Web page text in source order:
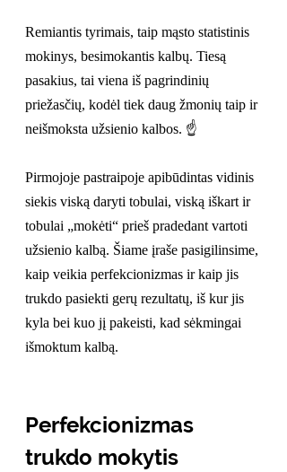
Remiantis tyrimais, taip mąsto statistinis
mokinys, besimokantis kalbų. Tiesą
pasakius, tai viena iš pagrindinių
priežasčių, kodėl tiek daug žmonių taip ir
neišmoksta užsienio kalbos. ☝️
Pirmojoje pastraipoje apibūdintas vidinis
siekis viską daryti tobulai, viską iškart ir
tobulai „mokėti“ prieš pradedant vartoti
užsienio kalbą. Šiame įraše pasigilinsime,
kaip veikia perfekcionizmas ir kaip jis
trukdo pasiekti gerų rezultatų, iš kur jis
kyla bei kuo jį pakeisti, kad sėkmingai
išmoktum kalbą.
Perfekcionizmas
trukdo mokytis